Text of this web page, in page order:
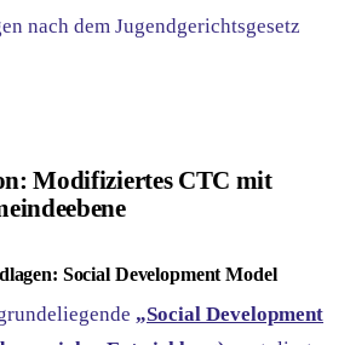
nach dem Jugendgerichtsgesetz
Modifiziertes CTC mit
Social Development Model
„Social Development